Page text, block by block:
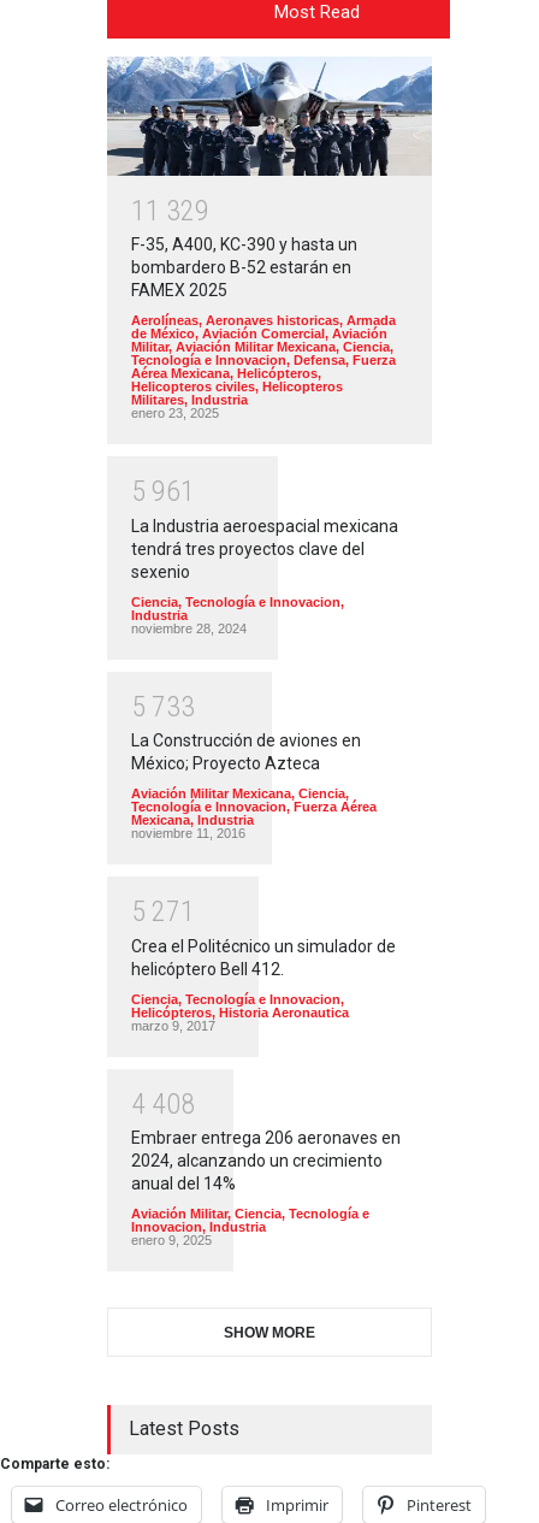
Most Read
1 1 329
F-35, A400, KC-390 y hasta un
bombardero B-52 estarán en
FAMEX 2025
Aerolíneas, Aeronaves historicas, Armada
de México, Aviación Comercial, Aviación
Militar, Aviación Militar Mexicana, Ciencia,
Tecnología e Innovacion, Defensa, Fuerza
Aérea Mexicana, Helicópteros,
Helicopteros civiles, Helicopteros
Militares, Industria
enero 23, 2025
5 961
La Industria aeroespacial mexicana
tendrá tres proyectos clave del
sexenio
Ciencia, Tecnología e Innovacion,
Industria
noviembre 28, 2024
5 733
La Construcción de aviones en
México; Proyecto Azteca
Aviación Militar Mexicana, Ciencia,
Tecnología e Innovacion, Fuerza Aérea
Mexicana, Industria
noviembre 11, 2016
5 271
Crea el Politécnico un simulador de
helicóptero Bell 412.
Ciencia, Tecnología e Innovacion,
Helicópteros, Historia Aeronautica
marzo 9, 2017
4 408
Embraer entrega 206 aeronaves en
2024, alcanzando un crecimiento
anual del 14%
Aviación Militar, Ciencia, Tecnología e
Innovacion, Industria
enero 9, 2025
SHOW MORE
Latest Posts
Comparte esto:
Correo electrónico Imprimir Pinterest